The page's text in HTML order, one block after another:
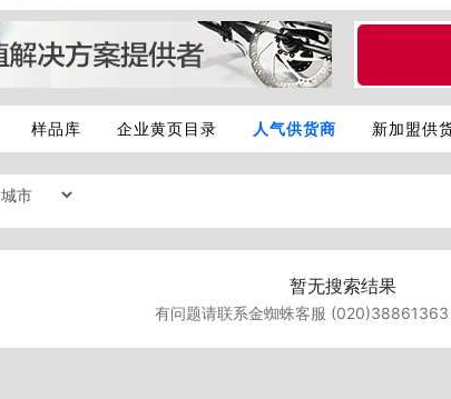
样品库 企业黄页目录 人气供货商 新加盟供
暂无搜索结果
有问题请联系金蜘蛛客服